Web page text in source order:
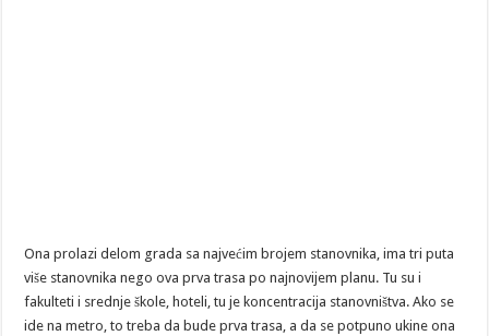
Ona prolazi delom grada sa najvećim brojem stanovnika, ima tri puta
više stanovnika nego ova prva trasa po najnovijem planu. Tu su i
fakulteti i srednje škole, hoteli, tu je koncentracija stanovništva. Ako se
ide na metro, to treba da bude prva trasa, a da se potpuno ukine ona